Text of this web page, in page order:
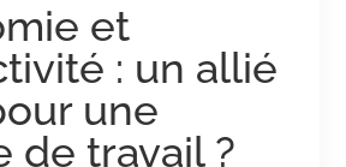
et
: un allié
une
de travail ?